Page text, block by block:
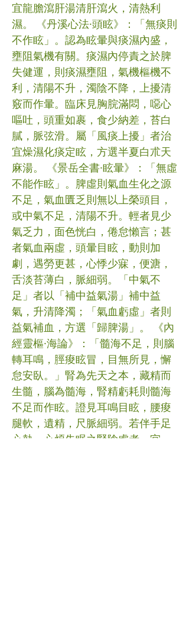
宜龍膽瀉肝湯清肝瀉火，清熱利
濕。 《丹溪心法·頭眩》：「無痰則
不作眩」。認為眩暈與痰濕內盛，
壅阻氣機有關。痰濕內停責之於脾
失健運，則痰濕壅阻，氣機樞機不
利，清陽不升，濁陰不降，上擾清
竅而作暈。臨床見胸脘滿悶，噁心
嘔吐，頭重如裹，食少納差，苔白
膩，脈弦滑。屬「風痰上擾」者治
宜燥濕化痰定眩，方選半夏白朮天
麻湯。 《景岳全書·眩暈》：「無虛
不能作眩」。脾虛則氣血生化之源
不足，氣血匱乏則無以上榮頭目，
或中氣不足，清陽不升。輕者見少
氣乏力，面色恍白，倦怠懶言；甚
者氣血兩虛，頭暈目眩，動則加
劇，遇勞更甚，心悸少寐，便溏，
舌淡苔薄白，脈細弱。「中氣不
足」者以「補中益氣湯」補中益
氣，升清降濁；「氣血虧虛」者則
益氣補血，方選「歸脾湯」。 《內
經靈樞·海論》：「髓海不足，則腦
轉耳鳴，脛痠眩冒，目無所見，懈
怠安臥。」腎為先天之本，藏精而
生髓，腦為髓海，腎精虧耗則髓海
不足而作眩。證見耳鳴目眩，腰痠
腿軟，遺精，尺脈細弱。若伴手足
心熱，心煩失眠之腎陰虛者，宜